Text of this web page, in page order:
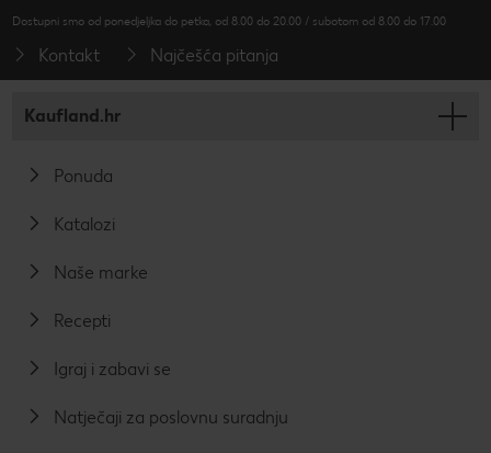
Dostupni smo od ponedjeljka do petka, od 8.00 do 20.00 / subotom od 8.00 do 17.00
Kontakt Najčešća pitanja
Kaufland.hr
Ponuda
Katalozi
Naše marke
Recepti
Igraj i zabavi se
Natječaji za poslovnu suradnju